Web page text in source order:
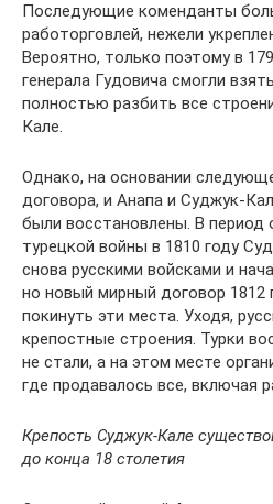
Последующие коменданты
работорговлей, нежели
Вероятно, только поэтому в
генерала Гудовича смогли
полностью разбить все
Кале.
Однако, на основании
договора, и Анапа и Суджук-
были восстановлены. В период
турецкой войны в 1810 году
снова русскими войсками и
но новый мирный договор 1812
покинуть эти места. Уходя,
крепостные строения. Турки
не стали, а на этом месте
где продавалось все, включая
Крепость Суджук-Кале
до конца 18 столетия